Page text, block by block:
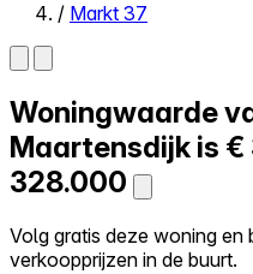
Zelf kopen
Alles-in-één
Reviews
Prijzen
Log in
Probeer Walter gratis
/ Markt 37
Woningwaarde
Maartensdijk is €
328.000
Volg gratis deze woning en
verkoopprijzen in de buurt.